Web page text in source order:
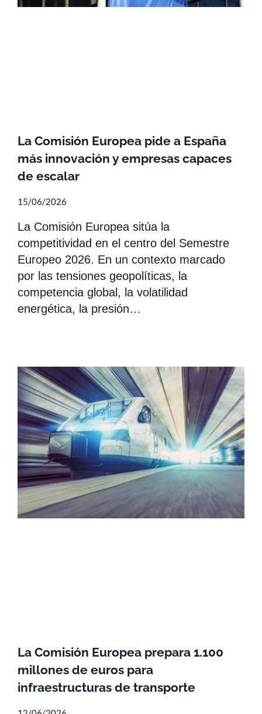
La Comisión Europea pide a España
más innovación y empresas capaces
de escalar
15/06/2026
La Comisión Europea sitúa la
competitividad en el centro del Semestre
Europeo 2026. En un contexto marcado
por las tensiones geopolíticas, la
competencia global, la volatilidad
energética, la presión…
La Comisión Europea prepara 1.100
millones de euros para
infraestructuras de transporte